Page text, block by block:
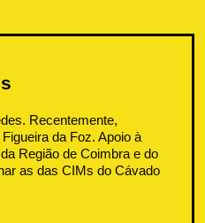
Recentemente,
da Foz. Apoio à
Região de Coimbra e do
as das CIMs do Cávado